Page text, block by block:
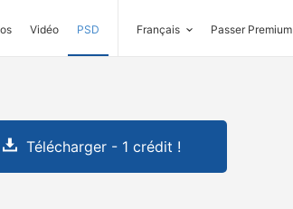
Vidéo PSD Français Passer Premium
Télécharger - 1 crédit !